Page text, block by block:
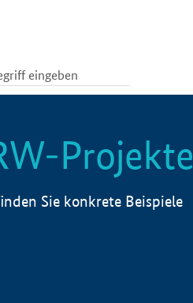
Projekte
Sie konkrete Beispiele